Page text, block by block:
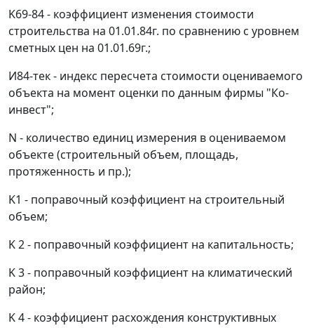
K69-84- коэффициент изменения стоимости
строительства на 01.01.84г. по сравнению с уровнем
сметных цен на 01.01.69г.;
И84-тек- индекс пересчета стоимости оцениваемого
объекта на момент оценки по данным фирмы "Ко-
инвест";
N - количество единиц измерения в оцениваемом
объекте (строительный объем, площадь,
протяженность и пр.);
K1 - поправочный коэффициент на строительный
объем;
K2- поправочный коэффициент на капитальность;
K3- поправочный коэффициент на климатический
район;
K4- коэффициент расхождения конструктивных